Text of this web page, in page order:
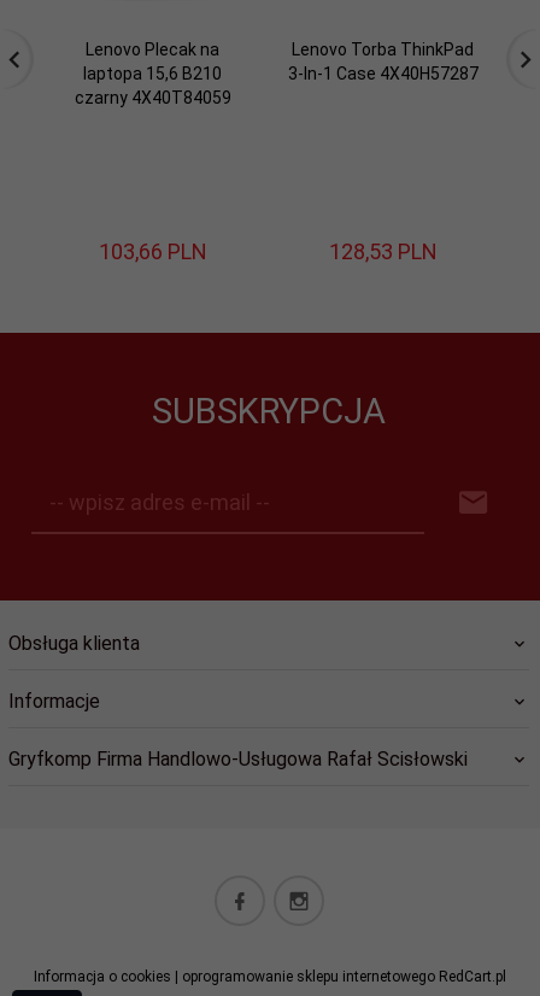
Lenovo Plecak na
laptopa 15,6 B210
czarny 4X40T84059
103,66 PLN
Lenovo Torba ThinkPad
3-In-1 Case 4X40H57287
128,53 PLN
SUBSKRYPCJA
-- wpisz adres e-mail --
Obsługa klienta
Informacje
Gryfkomp Firma Handlowo-Usługowa Rafał Scisłowski
Informacja o cookies | oprogramowanie sklepu internetowego RedCart.pl